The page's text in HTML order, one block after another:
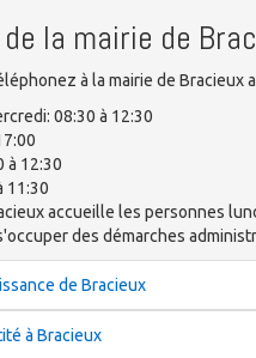
la mairie de
à la mairie de Bracieux
08:30 à 12:30
à 12:30
11:30
accueille les personnes
des démarches
de Bracieux
à Bracieux